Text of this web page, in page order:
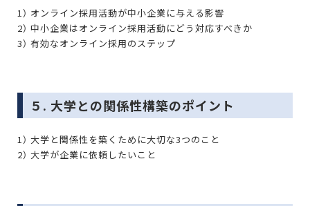
1） オンライン採用活動が中小企業に与える影響
2） 中小企業はオンライン採用活動にどう対応すべきか
3） 有効なオンライン採用のステップ
５. 大学との関係性構築のポイント
1） 大学と関係性を築くために大切な3つのこと
2） 大学が企業に依頼したいこと